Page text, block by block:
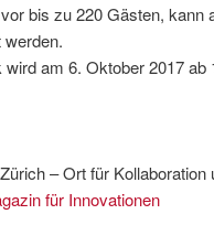
bis zu 220 Gästen, kann
werden.
am 6. Oktober 2017
– Ort für
für Innovationen